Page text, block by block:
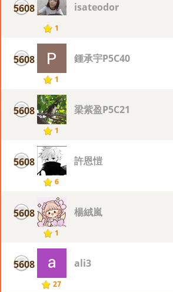
5608
1
isateodor
5608
1
鍾承宇P5C40
5608
1
梁紫盈P5C21
5608
6
許恩愷
5608
1
楊絨嵐
5608
27
ali3